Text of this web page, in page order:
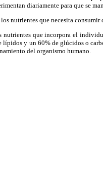
diariamente para que se
nutrientes que necesita
que incorpora el
y un 60% de glúcidos o
del organismo humano.